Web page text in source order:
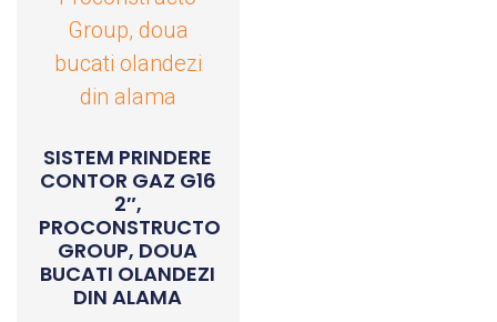
SISTEM PRINDERE
CONTOR GAZ G16
2″,
PROCONSTRUCTO
GROUP, DOUA
BUCATI OLANDEZI
DIN ALAMA